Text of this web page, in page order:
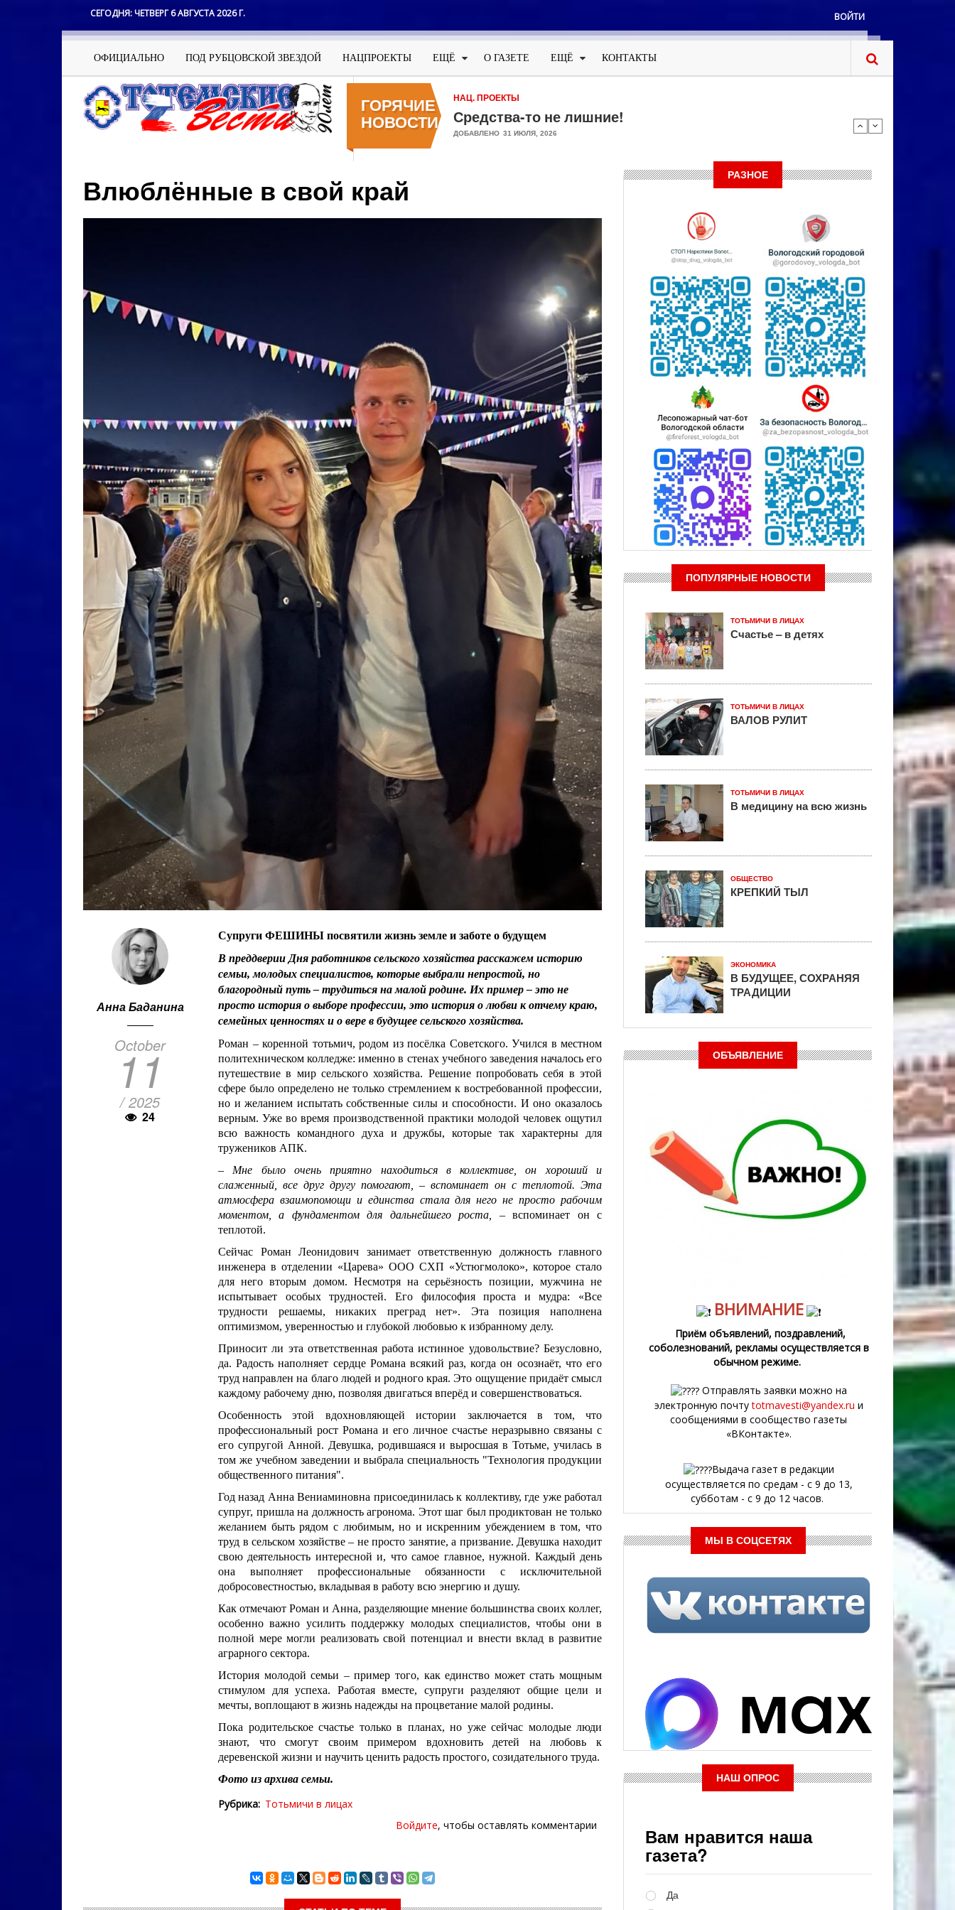
СЕГОДНЯ:ЧЕТВЕРГ 6 АВГУСТА 2026 Г.
Меню
учётной
записи
пользователя
ВОЙТИ
Основная
навигация
ОФИЦИАЛЬНО ПОД РУБЦОВСКОЙ ЗВЕЗДОЙ НАЦПРОЕКТЫ ЕЩЁ О ГАЗЕТЕ ЕЩЁ КОНТАКТЫ
ГОРЯЧИЕ
НОВОСТИ
НАЦ. ПРОЕКТЫ
Средства-то не лишние!
ДОБАВЛЕНО 31 ИЮЛЯ, 2026
Влюблённые в свой край
Анна Баданина
October
11
/ 2025
24
Супруги ФЕШИНЫ посвятили жизнь земле и заботе о будущем
В преддверии Дня работников сельского хозяйства расскажем историю
семьи, молодых специалистов, которые выбрали непростой, но
благородный путь – трудиться на малой родине. Их пример – это не
просто история о выборе профессии, это история о любви к отчему краю,
семейных ценностях и о вере в будущее сельского хозяйства.
Роман – коренной тотьмич, родом из посёлка Советского. Учился в местном
политехническом колледже: именно в стенах учебного заведения началось его
путешествие в мир сельского хозяйства. Решение попробовать себя в этой
сфере было определено не только стремлением к востребованной профессии,
но и желанием испытать собственные силы и способности. И оно оказалось
верным. Уже во время производственной практики молодой человек ощутил
всю важность командного духа и дружбы, которые так характерны для
тружеников АПК.
– Мне было очень приятно находиться в коллективе, он хороший и
слаженный, все друг другу помогают, – вспоминает он с теплотой. Эта
атмосфера взаимопомощи и единства стала для него не просто рабочим
моментом, а фундаментом для дальнейшего роста, –вспоминает он с
теплотой.
Сейчас Роман Леонидович занимает ответственную должность главного
инженера в отделении «Царева» ООО СХП «Устюгмолоко», которое стало
для него вторым домом. Несмотря на серьёзность позиции, мужчина не
испытывает особых трудностей. Его философия проста и мудра: «Все
трудности решаемы, никаких преград нет». Эта позиция наполнена
оптимизмом, уверенностью и глубокой любовью к избранному делу.
Приносит ли эта ответственная работа истинное удовольствие? Безусловно,
да. Радость наполняет сердце Романа всякий раз, когда он осознаёт, что его
труд направлен на благо людей и родного края. Это ощущение придаёт смысл
каждому рабочему дню, позволяя двигаться вперёд и совершенствоваться.
Особенность этой вдохновляющей истории заключается в том, что
профессиональный рост Романа и его личное счастье неразрывно связаны с
его супругой Анной. Девушка, родившаяся и выросшая в Тотьме, училась в
том же учебном заведении и выбрала специальность "Технология продукции
общественного питания".
Год назад Анна Вениаминовна присоединилась к коллективу, где уже работал
супруг, пришла на должность агронома. Этот шаг был продиктован не только
желанием быть рядом с любимым, но и искренним убеждением в том, что
труд в сельском хозяйстве – не просто занятие, а призвание. Девушка находит
свою деятельность интересной и, что самое главное, нужной. Каждый день
она выполняет профессиональные обязанности с исключительной
добросовестностью, вкладывая в работу всю энергию и душу.
Как отмечают Роман и Анна, разделяющие мнение большинства своих коллег,
особенно важно усилить поддержку молодых специалистов, чтобы они в
полной мере могли реализовать свой потенциал и внести вклад в развитие
аграрного сектора.
История молодой семьи – пример того, как единство может стать мощным
стимулом для успеха. Работая вместе, супруги разделяют общие цели и
мечты, воплощают в жизнь надежды на процветание малой родины.
Пока родительское счастье только в планах, но уже сейчас молодые люди
знают, что смогут своим примером вдохновить детей на любовь к
деревенской жизни и научить ценить радость простого, созидательного труда.
Фото из архива семьи.
Рубрика Тотьмичи в лицах
Войдите, чтобы оставлять комментарии
РАЗНОЕ
ПОПУЛЯРНЫЕ НОВОСТИ
ТОТЬМИЧИ В ЛИЦАХ
Счастье – в детях
ТОТЬМИЧИ В ЛИЦАХ
ВАЛОВ РУЛИТ
ТОТЬМИЧИ В ЛИЦАХ
В медицину на всю жизнь
ОБЩЕСТВО
КРЕПКИЙ ТЫЛ
ЭКОНОМИКА
В БУДУЩЕЕ, СОХРАНЯЯ
ТРАДИЦИИ
ОБЪЯВЛЕНИЕ
ВНИМАНИЕ
Приём объявлений, поздравлений,
соболезнований, рекламы осуществляется в
обычном режиме.
Отправлять заявки можно на
электронную почтуtotmavesti@yandex.ru и
сообщениями в сообщество газеты
«ВКонтакте».
Выдача газет в редакции
осуществляется по средам - с 9 до 13,
субботам - с 9 до 12 часов.
МЫ В СОЦСЕТЯХ
НАШ ОПРОС
Вам нравится наша
газета?
Да